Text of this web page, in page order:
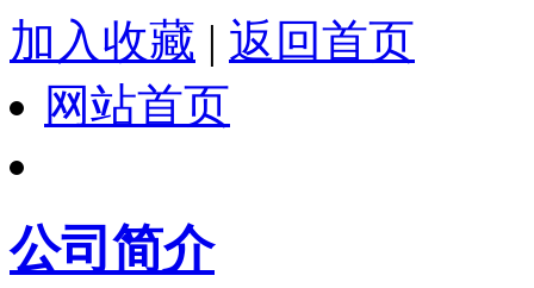
加入收藏 | 返回首页
网站首页
公司简介